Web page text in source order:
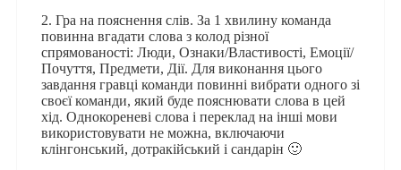
2. Гра на пояснення слів. За 1 хвилину команда
повинна вгадати слова з колод різної
спрямованості: Люди, Ознаки/Властивості, Емоції/
Почуття, Предмети, Дії. Для виконання цього
завдання гравці команди повинні вибрати одного зі
своєї команди, який буде пояснювати слова в цей
хід. Однокореневі слова і переклад на інші мови
використовувати не можна, включаючи
клінгонський, дотракійський і сандарін 🙂